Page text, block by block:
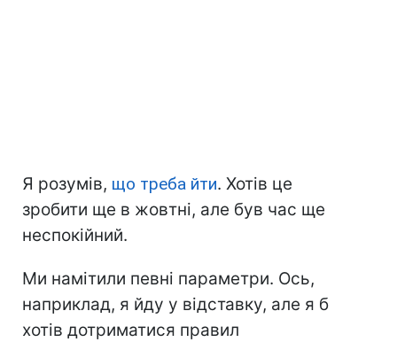
Я розумів, що треба йти. Хотів це
зробити ще в жовтні, але був час ще
неспокійний.
Ми намітили певні параметри. Ось,
наприклад, я йду у відставку, але я б
хотів дотриматися правил